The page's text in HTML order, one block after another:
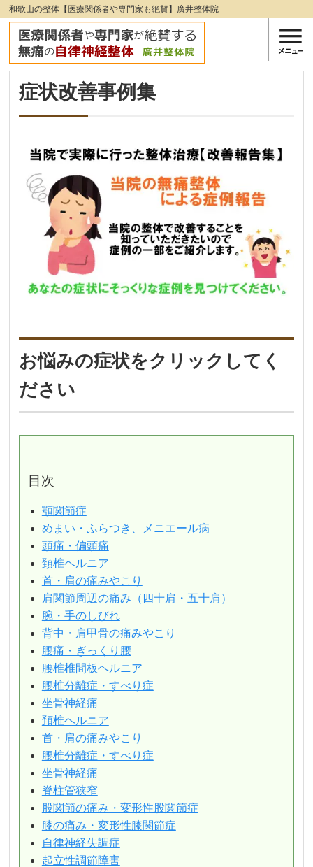
和歌山の整体【医療関係者や専門家も絶賛】廣井整体院
症状改善事例集
お悩みの症状をクリックしてく
ださい
目次
顎関節症
めまい・ふらつき、メニエール病
頭痛・偏頭痛
頚椎ヘルニア
首・肩の痛みやこり
肩関節周辺の痛み（四十肩・五十肩）
腕・手のしびれ
背中・肩甲骨の痛みやこり
腰痛・ぎっくり腰
腰椎椎間板ヘルニア
腰椎分離症・すべり症
坐骨神経痛
頚椎ヘルニア
首・肩の痛みやこり
腰椎分離症・すべり症
坐骨神経痛
脊柱管狭窄
股関節の痛み・変形性股関節症
膝の痛み・変形性膝関節症
自律神経失調症
起立性調節障害